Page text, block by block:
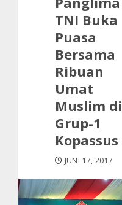
TNI Buka
Puasa
Bersama
Ribuan
Umat
Muslim di
Grup-1
Kopassus
JUNI 17, 2017